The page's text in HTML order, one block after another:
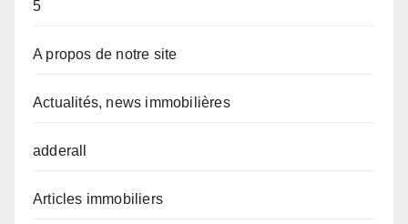
5
A propos de notre site
Actualités, news immobilières
adderall
Articles immobiliers